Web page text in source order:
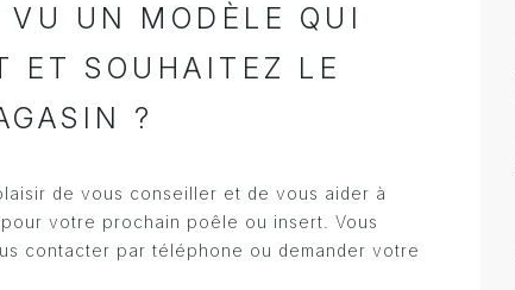
VU UN MODÈLE QUI
ET SOUHAITEZ LE
?
de vous conseiller et de vous aider à
votre prochain poêle ou insert. Vous
contacter par téléphone ou demander votre